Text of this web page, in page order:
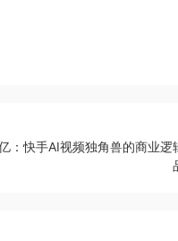
：快手AI视频独角兽的商业逻